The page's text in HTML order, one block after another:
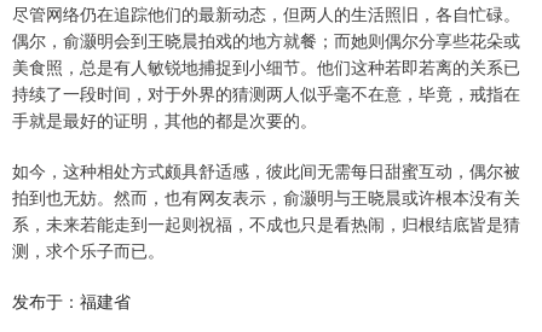
尽管网络仍在追踪他们的最新动态，但两人的生活照旧，各自忙碌。
偶尔，俞灏明会到王晓晨拍戏的地方就餐；而她则偶尔分享些花朵或
美食照，总是有人敏锐地捕捉到小细节。他们这种若即若离的关系已
持续了一段时间，对于外界的猜测两人似乎毫不在意，毕竟，戒指在
手就是最好的证明，其他的都是次要的。
如今，这种相处方式颇具舒适感，彼此间无需每日甜蜜互动，偶尔被
拍到也无妨。然而，也有网友表示，俞灏明与王晓晨或许根本没有关
系，未来若能走到一起则祝福，不成也只是看热闹，归根结底皆是猜
测，求个乐子而已。
发布于：福建省